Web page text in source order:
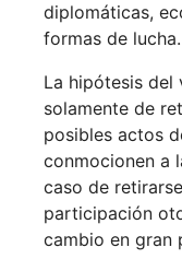
diplomáticas,
formas de
La hipótesis del
solamente de
posibles actos
conmocionen a
caso de
participación
cambio en gran